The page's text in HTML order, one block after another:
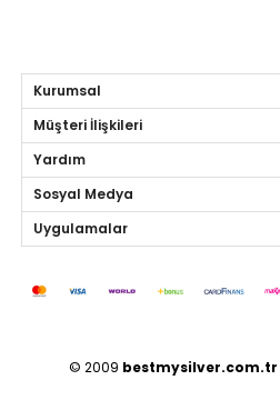
Kurumsal
Müşteri İlişkileri
Yardım
Sosyal Medya
Uygulamalar
© 2009 bestmysilver.com.tr